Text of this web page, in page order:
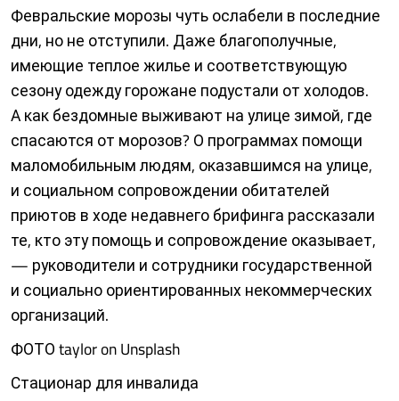
Февральские морозы чуть ослабели в последние
дни, но не отступили. Даже благополучные,
имеющие теплое жилье и соответствующую
сезону одежду горожане подустали от холодов.
А как бездомные выживают на улице зимой, где
спасаются от морозов? О программах помощи
маломобильным людям, оказавшимся на улице,
и социальном сопровождении обитателей
приютов в ходе недавнего брифинга рассказали
те, кто эту помощь и сопровождение оказывает,
— руководители и сотрудники государственной
и социально ориентированных некоммерческих
организаций.
ФОТО taylor on Unsplash
Стационар для инвалида